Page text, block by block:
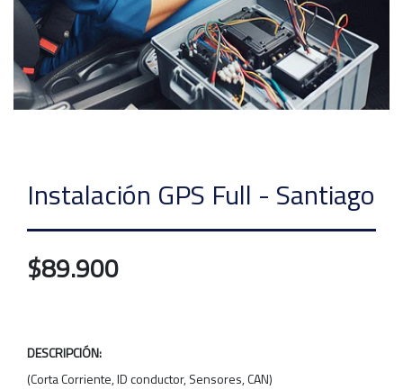
Instalación GPS Full - Santiago
$89.900
DESCRIPCIÓN:
(Corta Corriente, ID conductor, Sensores, CAN)